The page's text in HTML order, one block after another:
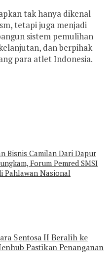
tak hanya dikenal
tetapi juga menjadi
sistem pemulihan
dan berpihak
para atlet Indonesia.
Bisnis Camilan Dari Dapur
Forum Pemred SMSI
Pahlawan Nasional
Sentosa II Beralih ke
Pastikan Penanganan